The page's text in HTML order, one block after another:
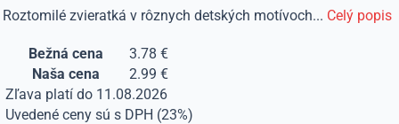
Roztomilé zvieratká v rôznych detských motívoch... Celý popis
Bežná cena
3.78 €
Naša cena
2.99 €
Zľava platí do 11.08.2026
Uvedené ceny sú s DPH (23%)